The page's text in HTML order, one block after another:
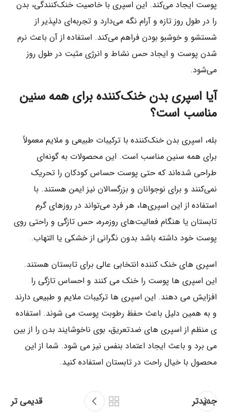
پوست ایجاد می‌کند. این اسپری با خاصیت خنک‌کنندگی، بدن
را در طول روز تازه و آرام نگه می‌دارد و تجربه‌ای دلپذیر از
شستشو و خوشبو بودن فراهم می‌کند. استفاده از آن باعث نرم
شدن پوست و ایجاد حس نشاط و انرژی مثبت در طول روز
می‌شود.
آیا اسپر‌ی بدن خنک‌کننده برای همه سنین
مناسب است؟
بله، اسپری بدن خنک‌کننده با ترکیبات طبیعی و ملایم معمولاً
برای همه سنین مناسب است. این محصولات به گونه‌ای
طراحی شده‌اند که حتی پوست حساس کودکان را تحریک
نمی‌کنند و برای نوجوانان و بزرگسالان نیز ایمن هستند. با
استفاده از این اسپری‌ها، هر فرد می‌تواند در روزهای گرم
تابستان یا هنگام فعالیت‌های روزمره، حس تازگی و راحتی روی
پوست خود داشته باشد بدون نگرانی از خشکی یا التهاب.
اسپری های خنک کننده انتخابی عالی برای تابستان هستند.
این اسپری ها پوست را خنک می کنند و احساس تازگی را
افزایش می دهند. این اسپری ها ترکیبات ملایم و طبیعی دارند
و به همین دلیل باعث حفظ رطوبت پوست می شوند. استفاده
ی منظم از اسپری های ضدتعریق، بوی ناخوشایند بدن را از بین
می برد و باعث ایجاد اعتماد بنفس نیز می شود. شما از این
محصول با خیال راحت در تابستان استفاده کنید.
جدیدتر قدیمی تر